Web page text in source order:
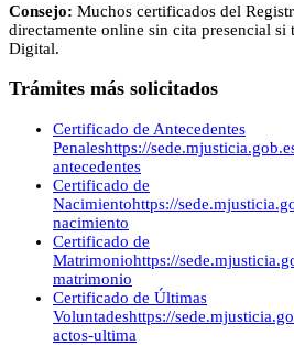
Consejo: Muchos certificados del
directamente online sin cita presencial si
Digital.
Trámites más solicitados
Certificado de Antecedentes
Penaleshttps://
antecedentes
Certificado de
Nacimientohttps://
nacimiento
Certificado de
Matrimoniohttps://
matrimonio
Certificado de Últimas
Voluntadeshttps://
actos-ultima